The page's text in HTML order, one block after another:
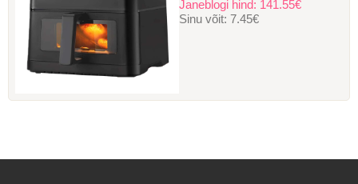
Janeblogi hind: 141.55€
Sinu võit: 7.45€